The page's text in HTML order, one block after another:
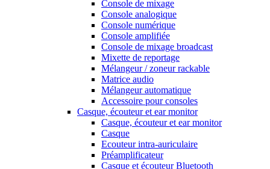
Console de mixage
Console analogique
Console numérique
Console amplifiée
Console de mixage broadcast
Mixette de reportage
Mélangeur / zoneur rackable
Matrice audio
Mélangeur automatique
Accessoire pour consoles
Casque, écouteur et ear monitor
Casque, écouteur et ear monitor
Casque
Ecouteur intra-auriculaire
Préamplificateur
Casque et écouteur Bluetooth